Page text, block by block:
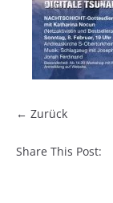
← Zurück
Share This Post: